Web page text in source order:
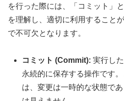
を行った際には、「コミット」
を理解し、適切に利用すること
で不可欠となります。
コミット (Commit): 実行し
永続的に保存する操作です
は、変更は一時的な状態で